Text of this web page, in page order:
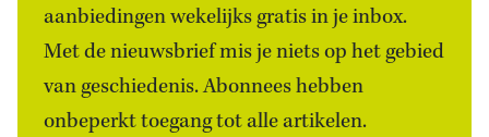
aanbiedingen wekelijks gratis in je inbox.
Met de nieuwsbrief mis je niets op het gebied
van geschiedenis. Abonnees hebben
onbeperkt toegang tot alle artikelen.